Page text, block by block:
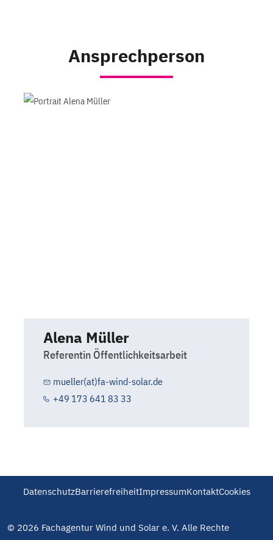
Ansprechperson
Alena Müller
Referentin Öffentlichkeitsarbeit
mueller(at)fa-wind-solar.de
+49 173 641 83 33
DatenschutzBarrierefreiheitImpressumKontaktCookies
© 2026 Fachagentur Wind und Solar e. V. Alle Rechte